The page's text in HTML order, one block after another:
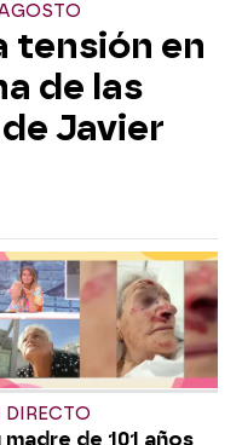
tensión en
de las
Javier
DIRECTO
madre de 101 años